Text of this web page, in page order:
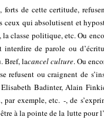
de cette certitude,
ceux qui absolutisent et
classe politique, etc. Ou
de parole ou
Bref, lacancel culture. Ou
refusent ou craignent de
Elisabeth Badinter, Alain
exemple, etc. -, de
à la pointe de la lutte pour